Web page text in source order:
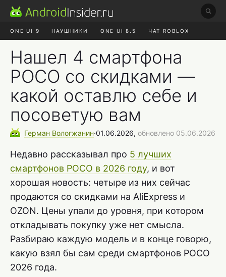
ONE UI 9 НАУШНИКИ ONE UI 8.5 ЧАТ ROBLOX
Нашел 4 смартфона
POCO со скидками —
какой оставлю себе и
посоветую вам
Герман Вологжанин∙01.06.2026, обновлено 05.06.2026
Недавно рассказывал про 5 лучших
смартфонов POCO в 2026 году, и вот
хорошая новость: четыре из них сейчас
продаются со скидками на AliExpress и
OZON. Цены упали до уровня, при котором
откладывать покупку уже нет смысла.
Разбираю каждую модель и в конце говорю,
какую взял бы сам среди смартфонов POCO
2026 года.